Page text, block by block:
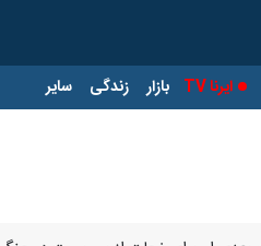
ایرنا TV بازار زندگی سایر